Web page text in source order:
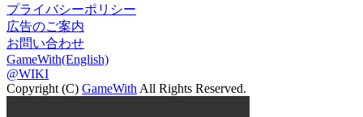
プライバシーポリシー
広告のご案内
お問い合わせ
GameWith(English)
@WIKI
Copyright (C) GameWith All Rights Reserved.